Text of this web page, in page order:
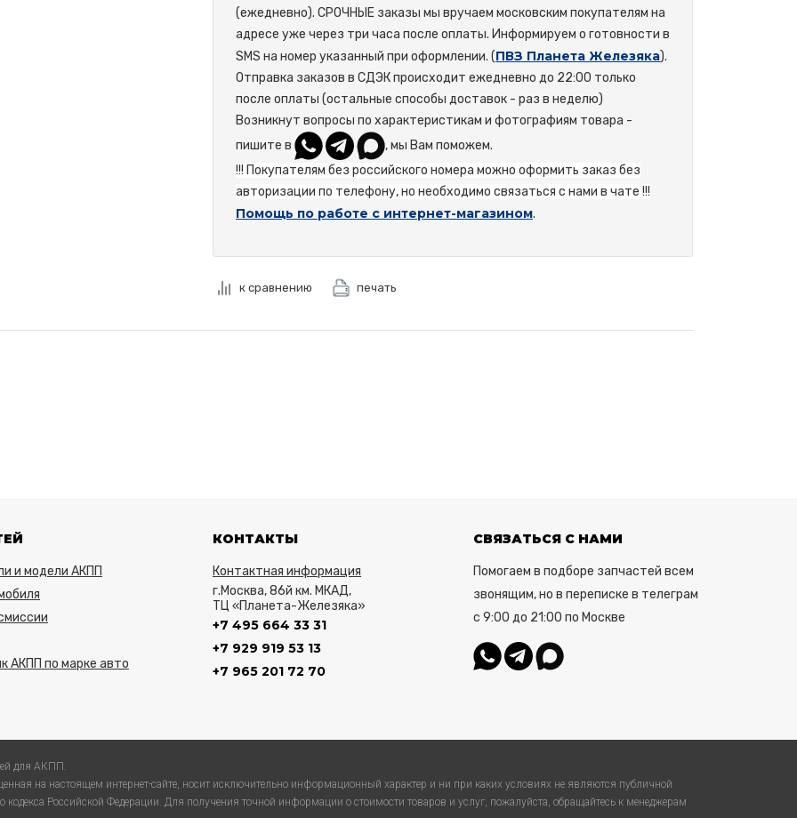
(ежедневно). СРОЧНЫЕ заказы мы вручаем московским покупателям на
адресе уже через три часа после оплаты. Информируем о готовности в
SMS на номер указанный при оформлении. (ПВЗ Планета Железяка).
Отправка заказов в СДЭК происходит ежедневно до 22:00 только
после оплаты (остальные способы доставок - раз в неделю)
Возникнут вопросы по характеристикам и фотографиям товара -
пишите в
, мы Вам поможем.
!!! Покупателям без российского номера можно оформить заказ без
авторизации по телефону, но необходимо связаться с нами в чате !!!
Помощь по работе с интернет-магазином.
к сравнению печать
и модели АКПП
АКПП по марке авто
КОНТАКТЫ
Контактная информация
г.Москва, 86й км. МКАД,
ТЦ «Планета-Железяка»
+7 495 664 33 31
+7 929 919 53 13
+7 965 201 72 70
СВЯЗАТЬСЯ С НАМИ
Помогаем в подборе запчастей всем
звонящим, но в переписке в телеграм
с 9:00 до 21:00 по Москве
для АКПП.
на настоящем интернет-сайте, носит исключительно информационный характер и ни при каких условиях не являются публичной
Российской Федерации. Для получения точной информации о стоимости товаров и услуг, пожалуйста, обращайтесь к менеджерам